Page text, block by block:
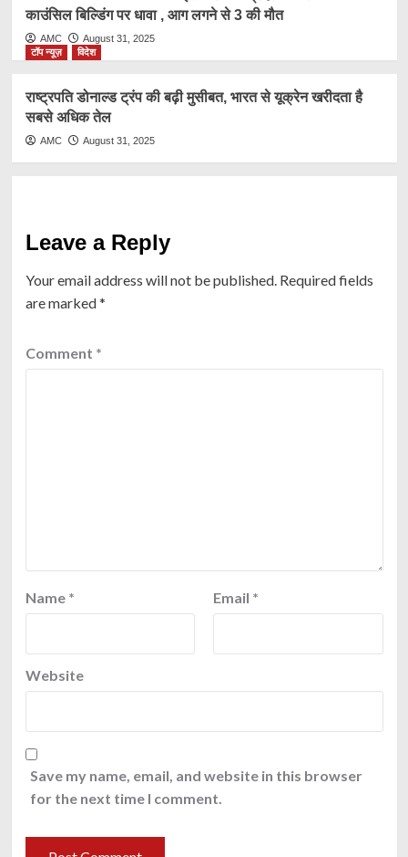
काउंसिल बिल्डिंग पर धावा , आग लगने से 3 की मौत
AMC
August 31, 2025
टॉप न्यूज़
विदेश
राष्ट्रप​ति डोनाल्ड ट्रंप की बढ़ी मुसीबत, भारत से यूक्रेन खरीदता है
सबसे अधिक तेल
AMC August 31, 2025
Leave a Reply
Your email address will not be published. Required fields
are marked*
Comment *
Name * Email *
Website
Save my name, email, and website in this browser
for the next time I comment.